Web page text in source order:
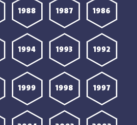
1986
1987
1988
1992
1993
1994
1997
1998
1999